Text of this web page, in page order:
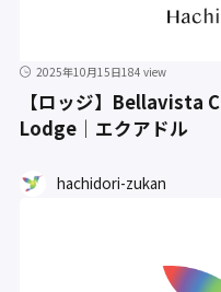
2025年10月15日184 view
【ロッジ】Bellavista
Lodge｜エクアドル
hachidori-zukan